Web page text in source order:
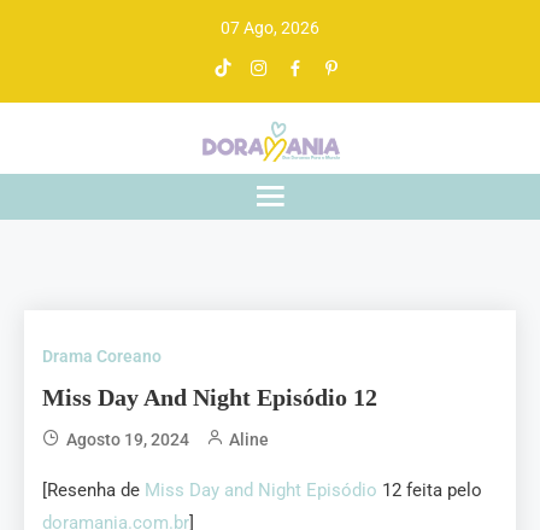
07 Ago, 2026
Doramania
De drama asiático a gente entende
Drama Coreano
Miss Day And Night Episódio 12
Agosto 19, 2024 Aline
[Resenha de Miss Day and Night Episódio 12 feita pelo
doramania.com.br]